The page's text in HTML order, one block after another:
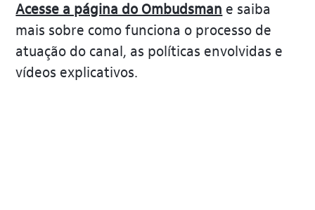
Acesse a página do Ombudsman e saiba
mais sobre como funciona o processo de
atuação do canal, as políticas envolvidas e
vídeos explicativos.